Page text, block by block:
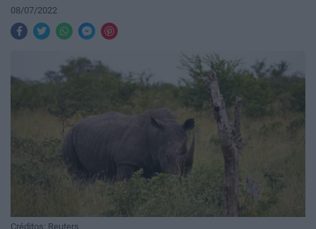
08/07/2022
Créditos: Reuters